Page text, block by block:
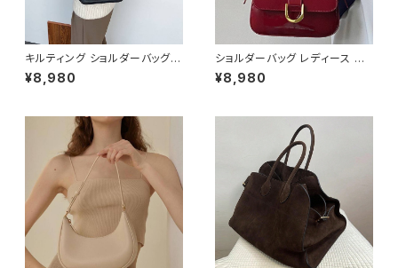
キルティング ショルダーバッグ
レディース チェーンバッグ ミニ
バッグ 斜めがけバッグ ワンショ
パクトバッグ 小さめバッグ 韓国
風バッグ 大人可愛い 上品 きれ
いめ カジュアル 通勤 通学 デー
ト 人気バッグ ブラック ホワイト
K-B0288
¥8,980
ショルダーバッグ レディース エ
ナメルバッグ ミニバッグ ワンショ
ルダー 斜めがけバッグ 2WAY
レッド ワンサイズ K-B0286
¥8,980